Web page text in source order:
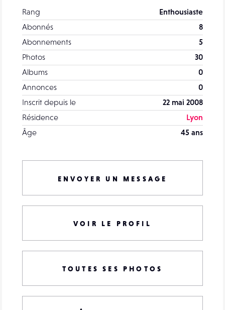
Rang
Enthousiaste
Abonnés
8
Abonnements
5
Photos
30
Albums
0
Annonces
0
Inscrit depuis le
22 mai 2008
Résidence
Lyon
Âge
45 ans
ENVOYER UN MESSAGE
VOIR LE PROFIL
TOUTES SES PHOTOS